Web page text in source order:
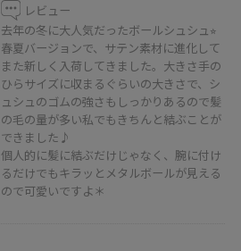
レビュー
去年の冬に大人気だったボールシュシュ⭐︎
春夏バージョンで、サテン素材に進化して
また新しく入荷してきました。大きさ手の
ひらサイズに収まるぐらいの大きさで、シ
ュシュのゴムの強さもしっかりあるので髪
の毛の量が多い私でもきちんと結ぶことが
できました♪
個人的に髪に結ぶだけじゃなく、腕に付け
るだけでもキラッとメタルボールが見える
ので可愛いですよ＊